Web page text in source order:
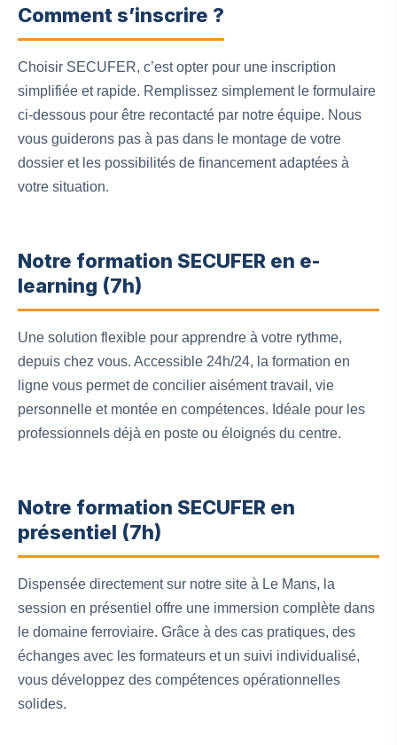
Comment s’inscrire ?
Choisir SECUFER, c’est opter pour une inscription
simplifiée et rapide. Remplissez simplement le formulaire
ci-dessous pour être recontacté par notre équipe. Nous
vous guiderons pas à pas dans le montage de votre
dossier et les possibilités de financement adaptées à
votre situation.
Notre formation SECUFER en e-
learning (7h)
Une solution flexible pour apprendre à votre rythme,
depuis chez vous. Accessible 24h/24, la formation en
ligne vous permet de concilier aisément travail, vie
personnelle et montée en compétences. Idéale pour les
professionnels déjà en poste ou éloignés du centre.
Notre formation SECUFER en
présentiel (7h)
Dispensée directement sur notre site à Le Mans, la
session en présentiel offre une immersion complète dans
le domaine ferroviaire. Grâce à des cas pratiques, des
échanges avec les formateurs et un suivi individualisé,
vous développez des compétences opérationnelles
solides.